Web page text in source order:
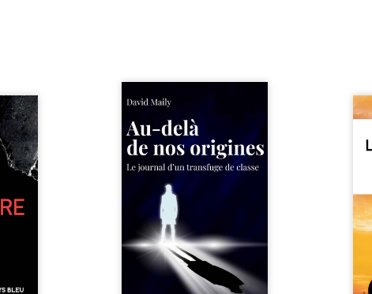
de
et de
dans
texte
sur
sur
vie. ...
Né dans un milieu populaire où
la violence et les fractures
familiales tenaient lieu de
destin, David a choisi la
rupture. Très tôt, l’école et les
livres deviennent ses armes de
ascension sociale. S’arracher à
ses racines exige pourtant un
prix invisible. Pris entre deux
mondes, l’homme réalise que
les succès professionnels ne
guérissent ni ...
ne
une
et
ses
le